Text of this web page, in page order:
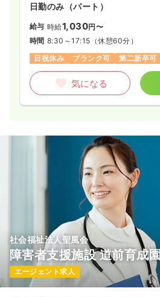
日勤のみ（パート）
給与 時給1,030円〜
時間 8:30～17:15 （休憩60分）
日祝休み
ブランク可 第二新卒可
気になる
社会福祉法人聖風会
障害者支援施設 道前育成園
エージェント求人